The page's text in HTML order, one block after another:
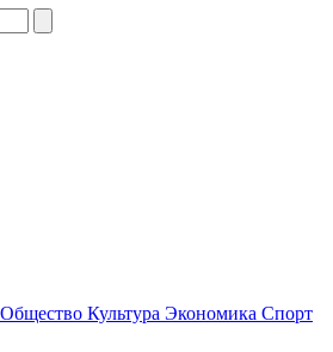
Общество Культура Экономика Спорт